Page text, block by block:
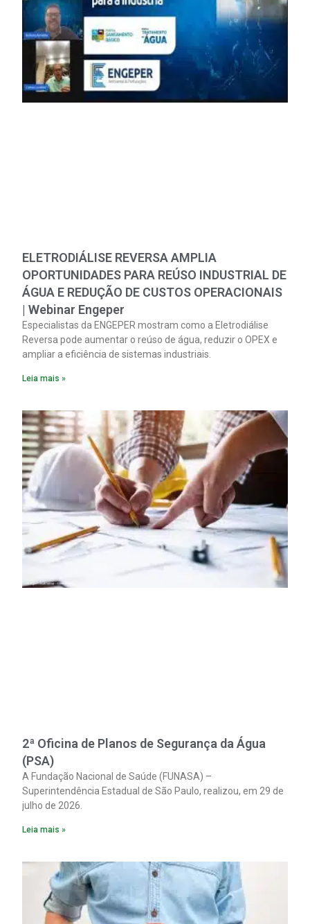
ELETRODIÁLISE REVERSA AMPLIA
OPORTUNIDADES PARA REÚSO INDUSTRIAL DE
ÁGUA E REDUÇÃO DE CUSTOS OPERACIONAIS
| Webinar Engeper
Especialistas da ENGEPER mostram como a Eletrodiálise
Reversa pode aumentar o reúso de água, reduzir o OPEX e
ampliar a eficiência de sistemas industriais.
Leia mais »
2ª Oficina de Planos de Segurança da Água
(PSA)
A Fundação Nacional de Saúde (FUNASA) –
Superintendência Estadual de São Paulo, realizou, em 29 de
julho de 2026.
Leia mais »